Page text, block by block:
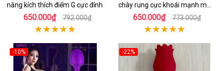
năng kích thích điểm G cực đỉnh
650.000₫ 792.000₫
chày rung cực khoái mạnh mẽ
an toàn
650.000₫ 773.000₫
-10% -22%